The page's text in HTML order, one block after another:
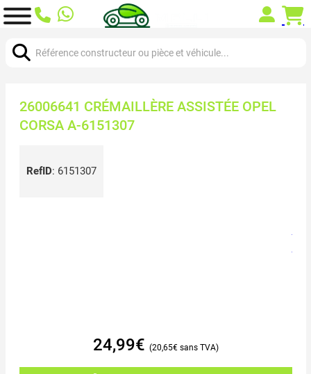
26006641 CRÉMAILLÈRE ASSISTÉE OPEL
CORSA A-6151307
RefID: 6151307
24,99€ 20,65€